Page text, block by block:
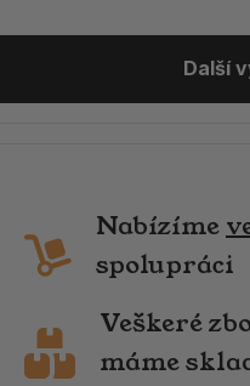
Další
Nabízíme
spolupráci
Veškeré
máme